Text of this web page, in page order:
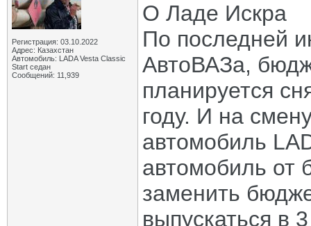
Регистрация: 03.10.2022
Адрес: Казахстан
Автомобиль: LADA Vesta Classic
Start седан
Сообщений: 11,939
О Ладе Искра
По последней
АвтоВАЗа,
планируется
году. И на
автомобиль
автомобиль от
заменить
выпускаться в